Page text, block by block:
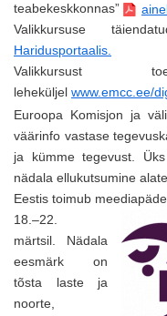
teabekeskkonnas”
Valikkursuse
Haridusportaalis.
Valikkursust
leheküljel www.emcc.ee/
Euroopa Komisjon ja
väärinfo vastase
ja kümme tegevust.
nädala ellukutsumine
Eestis toimub
18.–22.
märtsil. Nädala
eesmärk on
tõsta laste ja
noorte,